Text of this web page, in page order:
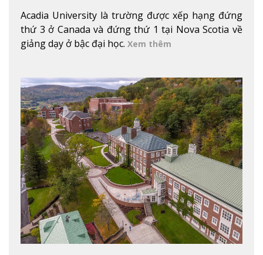
Acadia University là trường được xếp hạng đứng
thứ 3 ở Canada và đứng thứ 1 tại Nova Scotia về
giảng dạy ở bậc đại học. Xem thêm